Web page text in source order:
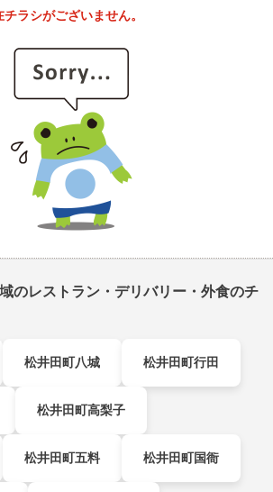
ラシがございません。
のレストラン・デリバリー・外食のチ
松井田町八城 松井田町行田
松井田町高梨子
松井田町五料 松井田町国衙